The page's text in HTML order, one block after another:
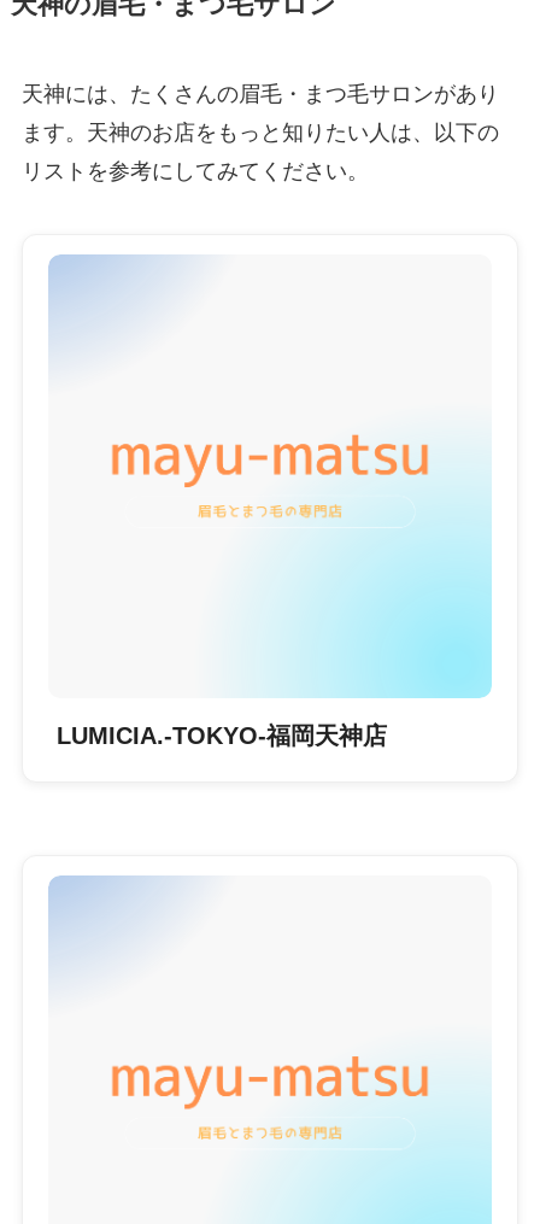
天神には、たくさんの眉毛・まつ毛サロンがあり
ます。天神のお店をもっと知りたい人は、以下の
リストを参考にしてみてください。
LUMICIA.-TOKYO-福岡天神店